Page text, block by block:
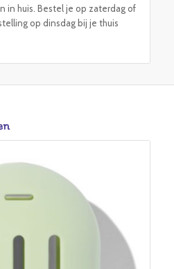
in huis. Bestel je op zaterdag of
op dinsdag bij je thuis